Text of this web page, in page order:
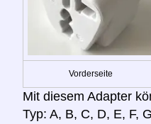
Vorderseite
Mit diesem Adapter
Typ: A, B, C, D, E, F,